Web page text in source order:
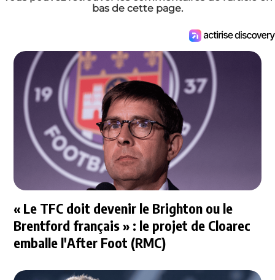
bas de cette page.
« Le TFC doit devenir le Brighton ou le
Brentford français » : le projet de Cloarec
emballe l'After Foot (RMC)